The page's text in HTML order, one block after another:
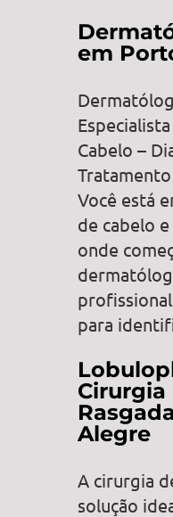
em
Cabelo –
Você está
de cabelo
onde
para
Cirurgia
Alegre
A cirurgia
solução